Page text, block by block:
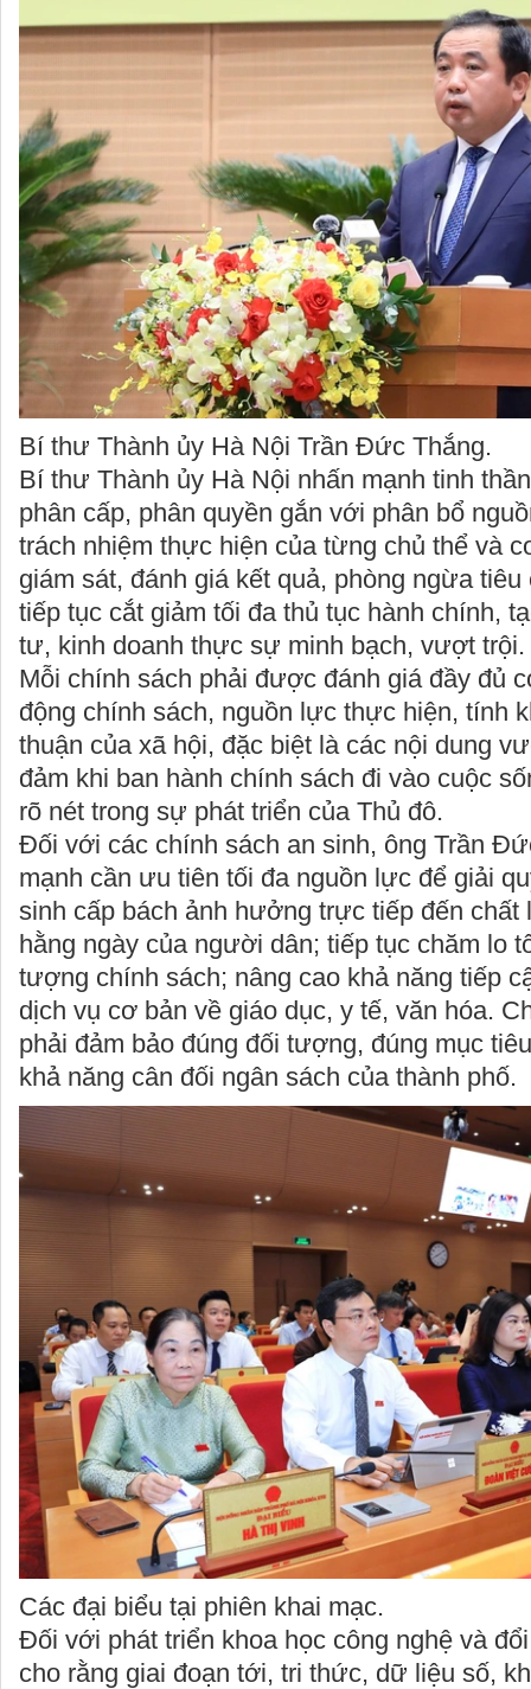
Bí thư Thành ủy Hà Nội Trần Đức Thắng.
Bí thư Thành ủy Hà Nội nhấn mạnh tinh
phân cấp, phân quyền gắn với phân bổ
trách nhiệm thực hiện của từng chủ thể và
giám sát, đánh giá kết quả, phòng ngừa
tiếp tục cắt giảm tối đa thủ tục hành chính,
tư, kinh doanh thực sự minh bạch, vượt trội.
Mỗi chính sách phải được đánh giá đầy đủ
động chính sách, nguồn lực thực hiện, tính
thuận của xã hội, đặc biệt là các nội dung
đảm khi ban hành chính sách đi vào cuộc
rõ nét trong sự phát triển của Thủ đô.
Đối với các chính sách an sinh, ông Trần
mạnh cần ưu tiên tối đa nguồn lực để giải
sinh cấp bách ảnh hưởng trực tiếp đến chất
hằng ngày của người dân; tiếp tục chăm lo
tượng chính sách; nâng cao khả năng tiếp
dịch vụ cơ bản về giáo dục, y tế, văn hóa.
phải đảm bảo đúng đối tượng, đúng mục
khả năng cân đối ngân sách của thành phố.
Các đại biểu tại phiên khai mạc.
Đối với phát triển khoa học công nghệ và
cho rằng giai đoạn tới, tri thức, dữ liệu số,